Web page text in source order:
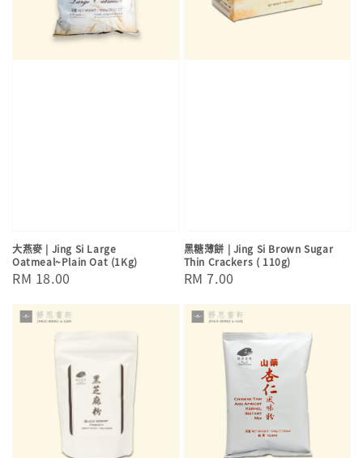
大燕麥 | Jing Si Large
Oatmeal~Plain Oat (1Kg)
Regular
RM 18.00
黑糖薄餅 | Jing Si Brown Sugar
Thin Crackers ( 110g)
Regular
RM 7.00